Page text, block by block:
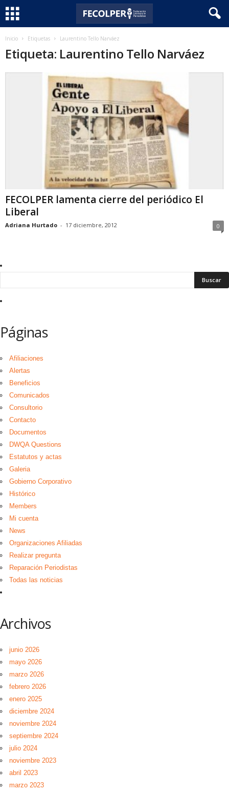
Inicio Etiquetas Laurentino Tello Narváez
Etiqueta: Laurentino Tello Narváez
FECOLPER lamenta cierre del periódico El
Liberal
Adriana Hurtado - 17 diciembre, 2012 0
Páginas
Afiliaciones
Alertas
Beneficios
Comunicados
Consultorio
Contacto
Documentos
DWQA Questions
Estatutos y actas
Galeria
Gobierno Corporativo
Histórico
Members
Mi cuenta
News
Organizaciones Afiliadas
Realizar pregunta
Reparación Periodistas
Todas las noticias
Archivos
junio 2026
mayo 2026
marzo 2026
febrero 2026
enero 2025
diciembre 2024
noviembre 2024
septiembre 2024
julio 2024
noviembre 2023
abril 2023
marzo 2023